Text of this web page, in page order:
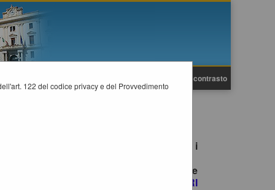
Alto contrasto
122 del codice privacy e del Provvedimento
è consentito esclusivamente tramite i
il primo accesso con SPID/CIE, ad inviare
"HELP DESK OPERATORI